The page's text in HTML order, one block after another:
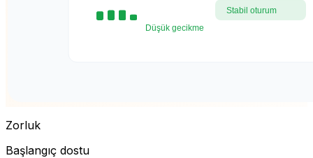
Zorluk
Başlangıç dostu